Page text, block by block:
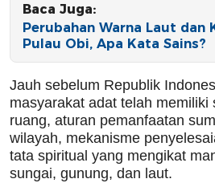
Baca Juga:
Perubahan Warna Laut dan
Pulau Obi, Apa Kata Sains?
Jauh sebelum Republik
masyarakat adat telah memiliki
ruang, aturan pemanfaatan
wilayah, mekanisme
tata spiritual yang mengikat
sungai, gunung, dan laut.